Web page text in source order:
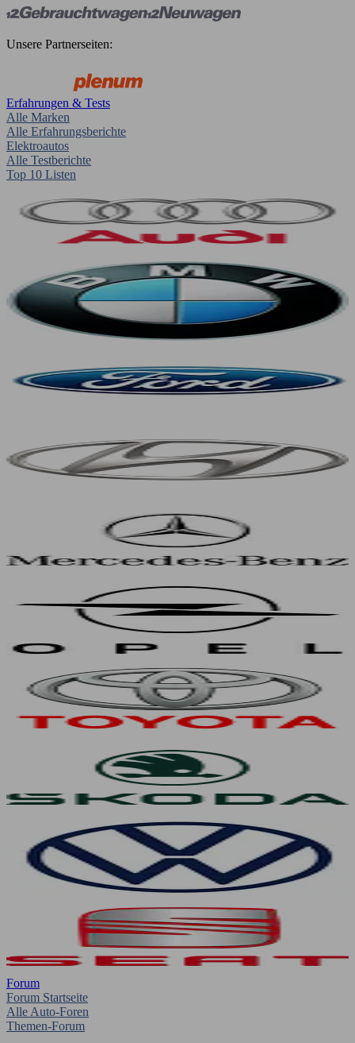
Unsere Partnerseiten:
Erfahrungen & Tests
Alle Marken
Alle Erfahrungsberichte
Elektroautos
Alle Testberichte
Top 10 Listen
Forum
Forum Startseite
Alle Auto-Foren
Themen-Forum